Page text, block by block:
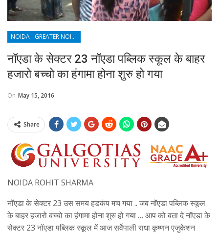
NOIDA - GREATER NOIDA - YAMUNA EXPRESSWAY
नॉएडा के सेक्टर 23 नॉएडा पब्लिक स्कूल के बाहर
हजारो बच्चो का हंगामा होना शुरु हो गया
On May 15, 2016
Share
NOIDA ROHIT SHARMA
नॉएडा के सेक्टर 23 उस समय हडकंप मच गया .. जब नॉएडा पब्लिक स्कूल
के बाहर हजारो बच्चो का हंगामा होना शुरु हो गया … आप को बता दे नॉएडा के
सेक्टर 23 नॉएडा पब्लिक स्कूल में आज सर्वेपाली राधा कृष्णन एजुकेशन